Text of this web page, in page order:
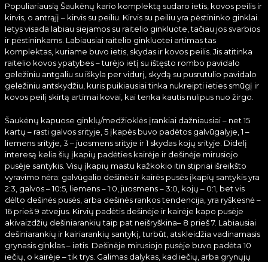
Populiariausią Šaukėnų kario komplektą sudaro ietis, kovos peilis ir
kirvis, o antrąjį – kirvis su peiliu. Kirvis su peiliu yra pėstininko ginklai.
Ietys visada labiau siejamos su raitelio ginkluote, tačiau jos svarbios
ir pėstininkams. Labiausiai raitelio ginkluotei artimas tas
komplektas, kuriame buvo ietis, skydas ir kovos peilis. Jis atitinka
raitelio kovos ypatybes – turėjo ietį su ištęsto rombo pavidalo
geležiniu antgaliu su iškyla per vidurį, skydą su pusrutulio pavidalo
geležiniu antskydžiu, kuris puikiausiai tinka nukreipti ieties smūgį ir
kovos peilį skirtą artimai kovai, kai tenka kautis nulipus nuo žirgo.
Šaukėnų kapuose ginklų/medžioklės įrankiai dažniausiai – net 15
kartų – rasti galvos srityje, 5 įkapės buvo padėtos galvūgalyje, 1 –
liemens srityje, 3 – juosmens srityje ir 1 skydas kojų srityje. Didelį
interesą kelia šių įkapių padėties kairėje ir dešinėje mirusiojo
pusėje santykis. Visų įkapių mastu kažkokio itin stipriai išreikšto
vyravimo nėra: galvūgalio dešinės ir kairės pusės įkapių santykis yra
2:3, galvos – 10:5, liemens – 1:0, juosmens – 3:0, kojų – 0:1, bet vis
dėlto dešinės pusės, arba dešinės rankos tendencija, yra ryškesnė –
16 prieš 9 atvejus. Kirvių padėtis dešinėje ir kairėje kapo pusėje
akivaizdžių dešiniarankių taip pat neišryškina– 8 prieš 7. Labiausiai
dešiniarankių ir kairiarankių santykį, turbūt, atskleidžia vadinamasis
grynasis ginklas – ietis. Dešinėje mirusiojo pusėje buvo padėta 10
iečių, o kairėje – tik trys. Galimas dalykas, kad iečių, arba grynųjų